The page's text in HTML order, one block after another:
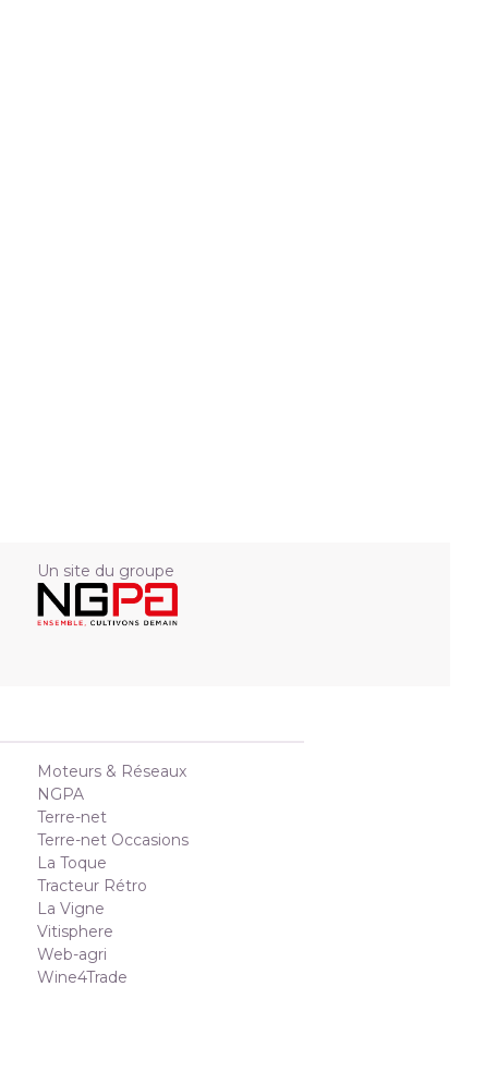
Un site du groupe
Moteurs & Réseaux
NGPA
Terre-net
Terre-net Occasions
La Toque
Tracteur Rétro
La Vigne
Vitisphere
Web-agri
Wine4Trade